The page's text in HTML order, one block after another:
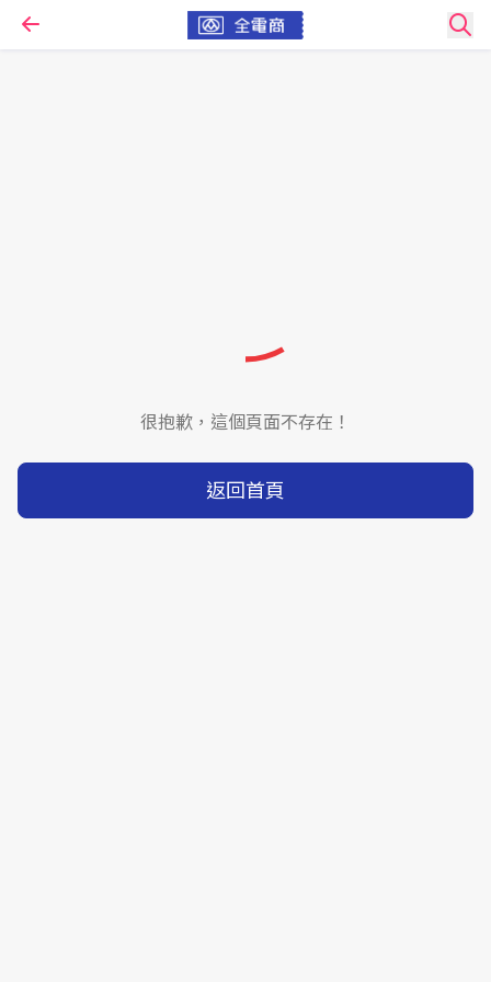
很抱歉，這個頁面不存在！
返回首頁